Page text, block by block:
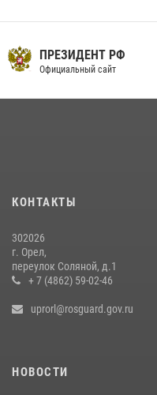
В Орле росгвардейцы за
15 июля 2026, 14:49
ПРЕЗИДЕНТ РФ
Официальный сайт
КОНТАКТЫ
302026
г. Орел,
переулок Соляной, д.1
+ 7 (4862) 59-02-46
uprorl@rosguard.gov.ru
НОВОСТИ